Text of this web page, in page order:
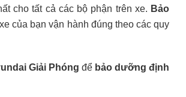
cho tất cả các bộ phận trên xe. Bảo
của bạn vận hành đúng theo các quy
Giải Phóng để bảo dưỡng định